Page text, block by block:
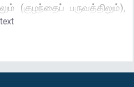
(குழந்தைப் பருவத்திலும்),
பேசச் செய்ததையும், இன்னும்